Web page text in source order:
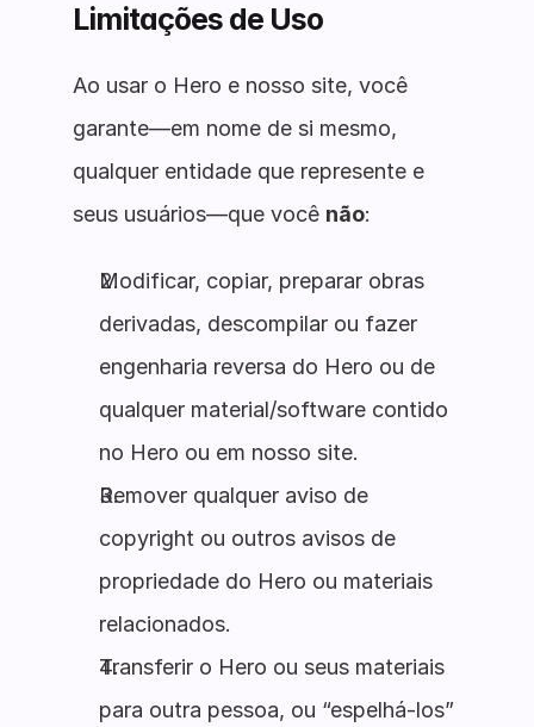
Limitações de Uso
Ao usar o Hero e nosso site, você
garante—em nome de si mesmo,
qualquer entidade que represente e
seus usuários—que você não:
Modificar, copiar, preparar obras
derivadas, descompilar ou fazer
engenharia reversa do Hero ou de
qualquer material/software contido
no Hero ou em nosso site.
Remover qualquer aviso de
copyright ou outros avisos de
propriedade do Hero ou materiais
relacionados.
Transferir o Hero ou seus materiais
para outra pessoa, ou “espelhá-los”